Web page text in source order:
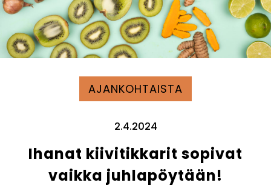
AJANKOHTAISTA
2.4.2024
Ihanat kiivitikkarit sopivat
vaikka juhlapöytään!